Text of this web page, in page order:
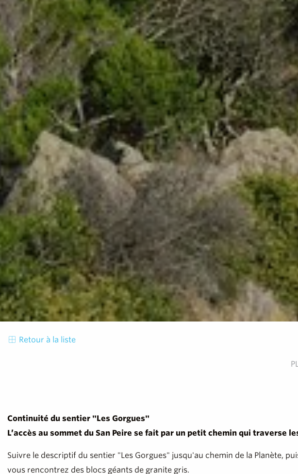
Retour à la liste
Continuité du sentier "Les Gorgues"
L’accès au sommet du San Peire se fait par un petit chemin qui
Suivre le descriptif du sentier "Les Gorgues" jusqu'au chemin de la Planète,
vous rencontrez des blocs géants de granite gris.